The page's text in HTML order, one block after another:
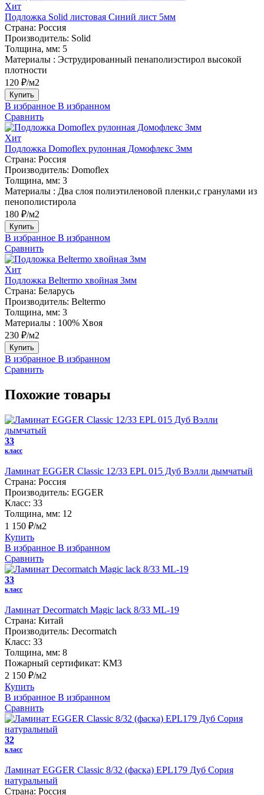
Хит
Подложка Solid листовая Синий лист 5мм
Страна: Россия
Производитель: Solid
Толщина, мм: 5
Материалы : Эструдированный пенаполиэстирол высокой
плотности
120 ₽/м2
Купить
В избранное В избранном
Сравнить
Хит
Подложка Domoflex рулонная Домофлекс 3мм
Страна: Россия
Производитель: Domoflex
Толщина, мм: 3
Материалы : Два слоя полиэтиленовой пленки,с гранулами из
пенополистирола
180 ₽/м2
Купить
В избранное В избранном
Сравнить
Хит
Подложка Beltermo хвойная 3мм
Страна: Беларусь
Производитель: Beltermo
Толщина, мм: 3
Материалы : 100% Хвоя
230 ₽/м2
Купить
В избранное В избранном
Сравнить
Похожие товары
33
класс
Ламинат EGGER Classic 12/33 EPL 015 Дуб Вэлли дымчатый
Страна: Россия
Производитель: EGGER
Класс: 33
Толщина, мм: 12
1 150 ₽/м2
Купить
В избранное В избранном
Сравнить
33
класс
Ламинат Decormatch Magic lack 8/33 ML-19
Страна: Китай
Производитель: Decormatch
Класс: 33
Толщина, мм: 8
Пожарный сертификат: КМ3
2 150 ₽/м2
Купить
В избранное В избранном
Сравнить
32
класс
Ламинат EGGER Classic 8/32 (фаска) EPL179 Дуб Сория
натуральный
Страна: Россия